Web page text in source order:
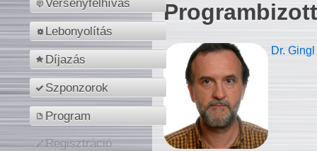
Versenyfelhívás
Lebonyolítás
Díjazás
Szponzorok
Program
Regisztráció
Dr.